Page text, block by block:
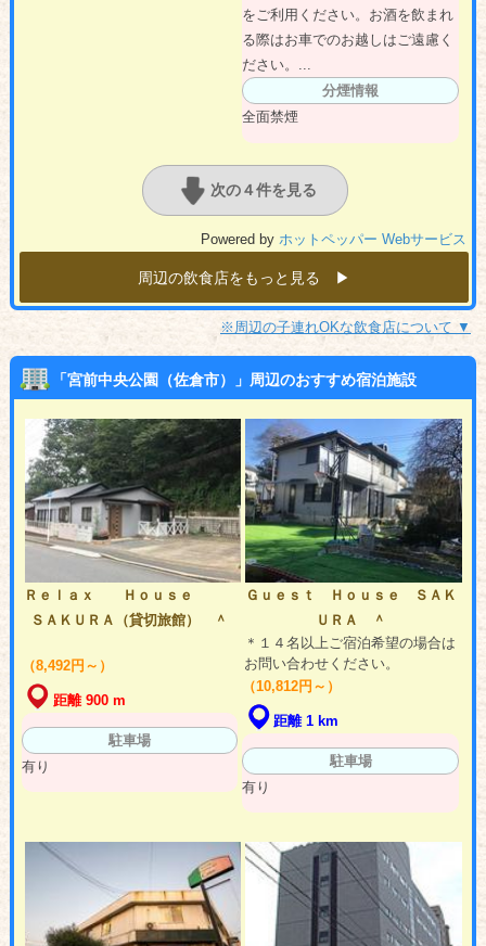
をご利用ください。お酒を飲まれ
る際はお車でのお越しはご遠慮く
ださい。...
分煙情報
全面禁煙
次の４件を見る
Powered by ホットペッパー Webサービス
周辺の飲食店をもっと見る ▶︎
※周辺の子連れOKな飲食店について ▼
「宮前中央公園（佐倉市）」周辺のおすすめ宿泊施設
Ｒｅｌａｘ Ｈｏｕｓｅ
ＳＡＫＵＲＡ（貸切旅館） ＾
（8,492円～）
距離 900 m
駐車場
有り
Ｇｕｅｓｔ Ｈｏｕｓｅ ＳＡＫ
ＵＲＡ ＾
＊１４名以上ご宿泊希望の場合は
お問い合わせください。
（10,812円～）
距離 1 km
駐車場
有り